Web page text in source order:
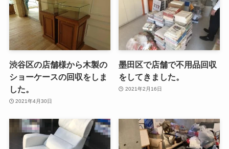
渋谷区の店舗様から木製の
ショーケースの回収をしま
した。
2021年4月30日
墨田区で店舗で不用品回収
をしてきました。
2021年2月16日